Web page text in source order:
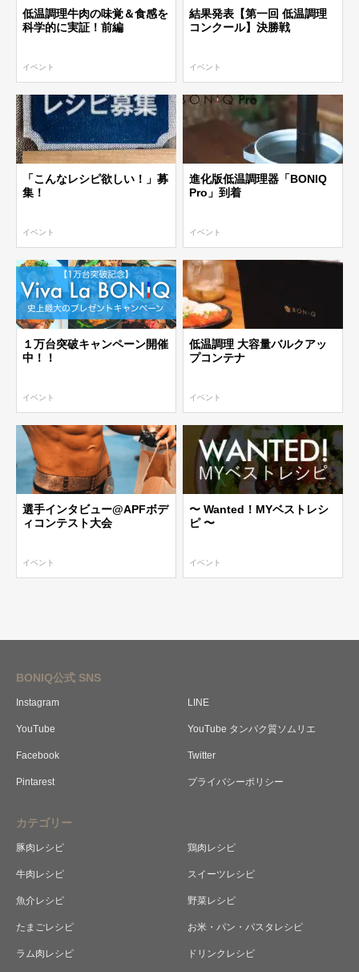
低温調理牛肉の味覚＆食感を
科学的に実証！前編
イベント
結果発表【第一回 低温調理
コンクール】決勝戦
イベント
「こんなレシピ欲しい！」募
集！
イベント
進化版低温調理器「BONIQ
Pro」到着
イベント
１万台突破キャンペーン開催
中！！
イベント
低温調理 大容量バルクアッ
プコンテナ
イベント
選手インタビュー@APFボデ
ィコンテスト大会
イベント
〜 Wanted！MYベストレシ
ピ 〜
イベント
BONIQ公式 SNS
Instagram LINE
YouTube YouTube タンパク質ソムリエ
Facebook Twitter
Pintarest プライバシーポリシー
カテゴリー
豚肉レシピ 鶏肉レシピ
牛肉レシピ スイーツレシピ
魚介レシピ 野菜レシピ
たまごレシピ お米・パン・パスタレシピ
ラム肉レシピ ドリンクレシピ